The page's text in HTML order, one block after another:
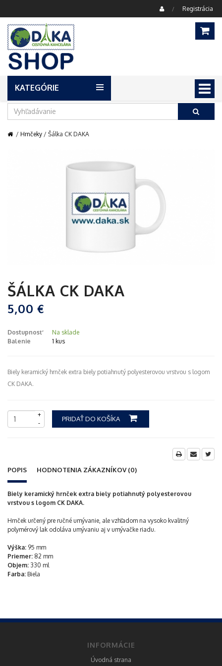
/ Registrácia
KATEGÓRIE Menu
/ Hrnčeky / Šálka CK DAKA
ŠÁLKA CK DAKA
5,00 €
Dostupnosť
Na sklade
Balenie
1 kus
Biely keramický hrnček extra biely potiahnutý polyesterovou vrstvou s logom
CK DAKA.
+
-
PRIDAŤ DO KOŠÍKA
POPIS HODNOTENIA ZÁKAZNÍKOV(0)
Biely keramický hrnček extra biely potiahnutý polyesterovou
vrstvou s logom CK DAKA.
Hrnček určený pre ručné umývanie, ale vzhľadom na vysoko kvalitný
polymérový lak odoláva umývaniu aj v umývačke riadu.
Výška: 95 mm
Priemer: 82 mm
Objem: 330 ml
Farba: Biela
INFORMÁCIE
Úvodná strana